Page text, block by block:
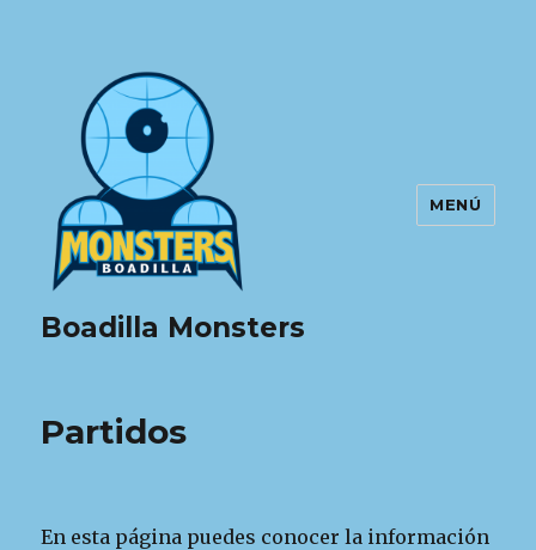
Boadilla Monsters
MENÚ
Partidos
En esta página puedes conocer la información